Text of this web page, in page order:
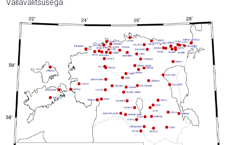
Vallavalitsusega.